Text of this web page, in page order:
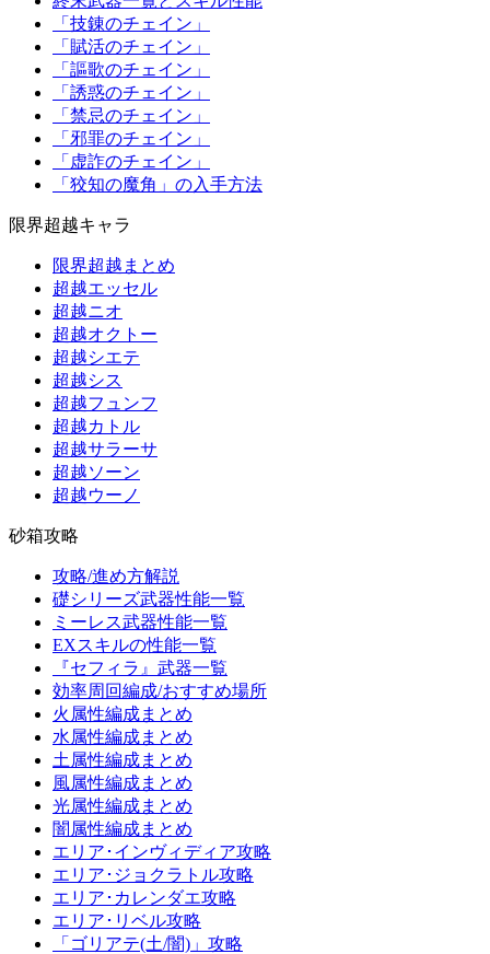
「技錬のチェイン」
「賦活のチェイン」
「謳歌のチェイン」
「誘惑のチェイン」
「禁忌のチェイン」
「邪罪のチェイン」
「虚詐のチェイン」
「狡知の魔角」の入手方法
限界超越キャラ
限界超越まとめ
超越エッセル
超越ニオ
超越オクトー
超越シエテ
超越シス
超越フュンフ
超越カトル
超越サラーサ
超越ソーン
超越ウーノ
砂箱攻略
攻略/進め方解説
礎シリーズ武器性能一覧
ミーレス武器性能一覧
EXスキルの性能一覧
『セフィラ』武器一覧
効率周回編成/おすすめ場所
火属性編成まとめ
水属性編成まとめ
土属性編成まとめ
風属性編成まとめ
光属性編成まとめ
闇属性編成まとめ
エリア･インヴィディア攻略
エリア･ジョクラトル攻略
エリア･カレンダエ攻略
エリア･リベル攻略
「ゴリアテ(土/闇)」攻略